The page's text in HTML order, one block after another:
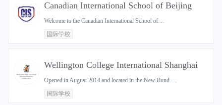
Canadian International School of Beijing
Welcome to the Canadian International School of…
国际学校
Wellington College International Shanghai
Opened in August 2014 and located in the New Bund …
国际学校